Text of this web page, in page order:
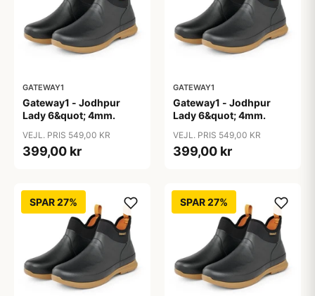
GATEWAY1
Gateway1 - Jodhpur
Lady 6&quot; 4mm.
VEJL. PRIS 549,00 KR
399,00 kr
GATEWAY1
Gateway1 - Jodhpur
Lady 6&quot; 4mm.
VEJL. PRIS 549,00 KR
399,00 kr
SPAR 27% SPAR 27%